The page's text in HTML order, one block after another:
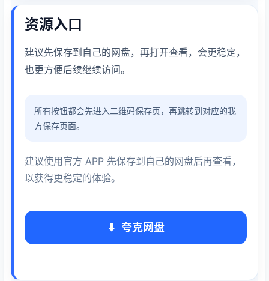
资源入口
建议先保存到自己的网盘，再打开查看，会更稳定，
也更方便后续继续访问。
所有按钮都会先进入二维码保存页，再跳转到对应的我
方保存页面。
建议使用官方 APP 先保存到自己的网盘后再查看，
以获得更稳定的体验。
夸克网盘